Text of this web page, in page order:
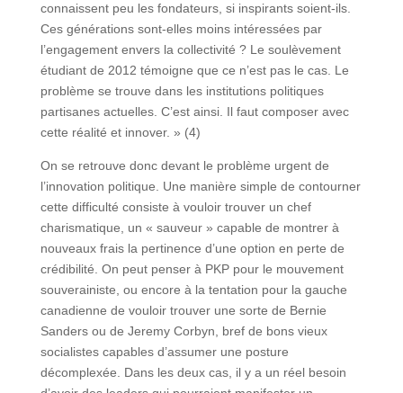
connaissent peu les fondateurs, si inspirants soient-ils.
Ces générations sont-elles moins intéressées par
l’engagement envers la collectivité ? Le soulèvement
étudiant de 2012 témoigne que ce n’est pas le cas. Le
problème se trouve dans les institutions politiques
partisanes actuelles. C’est ainsi. Il faut composer avec
cette réalité et innover. » (4)
On se retrouve donc devant le problème urgent de
l’innovation politique. Une manière simple de contourner
cette difficulté consiste à vouloir trouver un chef
charismatique, un « sauveur » capable de montrer à
nouveaux frais la pertinence d’une option en perte de
crédibilité. On peut penser à PKP pour le mouvement
souverainiste, ou encore à la tentation pour la gauche
canadienne de vouloir trouver une sorte de Bernie
Sanders ou de Jeremy Corbyn, bref de bons vieux
socialistes capables d’assumer une posture
décomplexée. Dans les deux cas, il y a un réel besoin